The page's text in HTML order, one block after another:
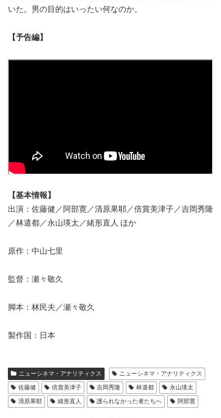
いた。男の目的はいったい何なのか。
【予告編】
【基本情報】
出演：佐藤健／阿部寛／清原果耶／倍賞美津子／吉岡秀隆
／林遣都／永山瑛太／緒形直人 ほか
原作：中山七里
監督：瀬々敬久
脚本：林民夫／瀬々敬久
製作国：日本
ニューシネマ・アナリティクス
ニューシネマ・アナリティクス
佐藤健
倍賞美津子 吉岡秀隆 林遣都
永山瑛太
清原果耶
緒形直人 護られなかった者たちへ 阿部寛